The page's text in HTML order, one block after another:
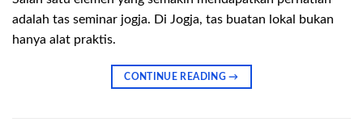
adalah tas seminar jogja. Di Jogja, tas buatan lokal bukan
hanya alat praktis.
CONTINUE READING→